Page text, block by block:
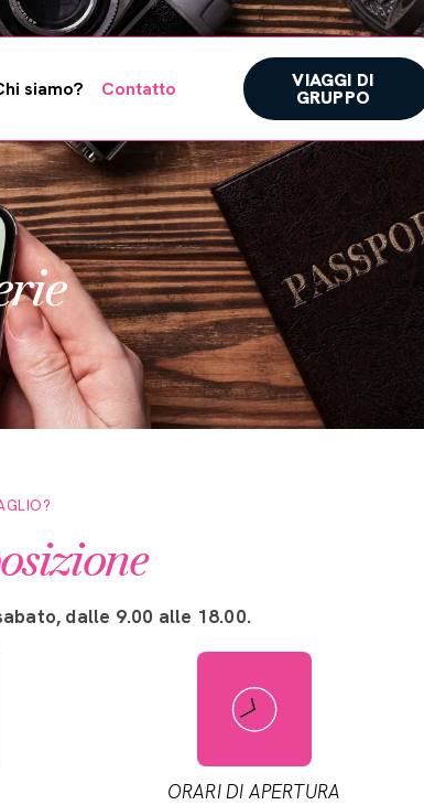
siamo? Contatto VIAGGI DI
GRUPPO
dalle 9.00 alle 18.00.
ORARI DI APERTURA